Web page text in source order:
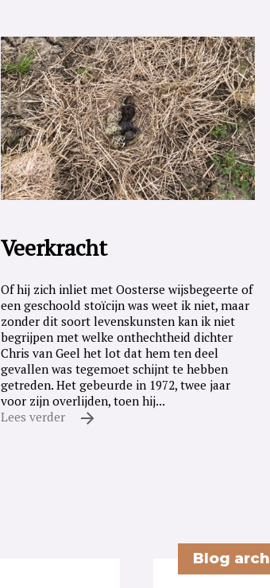
Veerkracht
Of hij zich inliet met Oosterse wijsbegeerte of
een geschoold stoïcijn was weet ik niet, maar
zonder dit soort levenskunsten kan ik niet
begrijpen met welke onthechtheid dichter
Chris van Geel het lot dat hem ten deel
gevallen was tegemoet schijnt te hebben
getreden. Het gebeurde in 1972, twee jaar
voor zijn overlijden, toen hij...
Lees verder
Blog